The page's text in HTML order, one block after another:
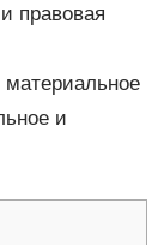
правовая
и